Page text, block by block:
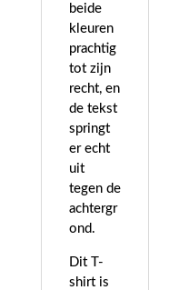
beide
kleuren
prachtig
tot zijn
recht, en
de tekst
springt
er echt
uit
tegen de
achtergr
ond.
Dit T-
shirt is